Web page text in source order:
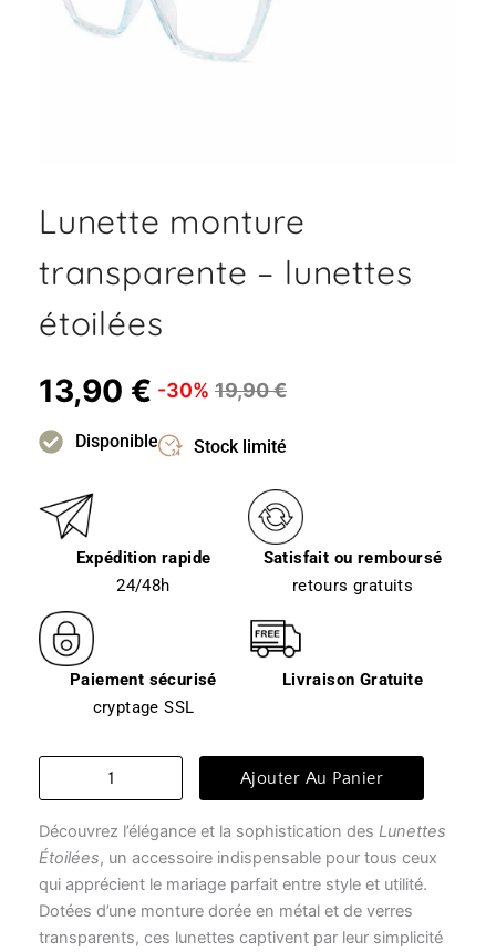
Lunette monture
transparente – lunettes
étoilées
13,90 € -30% 19,90€
Disponible Stock limité
Expédition rapide
24/48h
Satisfait ou remboursé
retours gratuits
Paiement sécurisé
cryptage SSL
Livraison Gratuite
quantité
monture
transparente
lunettes
étoilées
Ajouter Au Panier
Découvrez l’élégance et la sophistication des Lunettes
Étoilées, un accessoire indispensable pour tous ceux
qui apprécient le mariage parfait entre style et utilité.
Dotées d’une monture dorée en métal et de verres
transparents, ces lunettes captivent par leur simplicité